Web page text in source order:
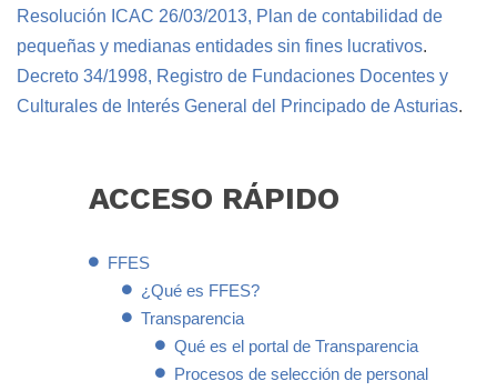
Resolución ICAC 26/03/2013, Plan de contabilidad de
pequeñas y medianas entidades sin fines lucrativos.
Decreto 34/1998, Registro de Fundaciones Docentes y
Culturales de Interés General del Principado de Asturias.
ACCESO RÁPIDO
FFES
¿Qué es FFES?
Transparencia
Qué es el portal de Transparencia
Procesos de selección de personal